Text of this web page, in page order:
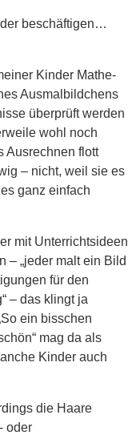
beschäftigen…
Kinder Mathe-
Ausmalbildchens
überprüft werden
wohl noch
Ausrechnen flott
– nicht, weil sie es
ganz einfach
mit Unterrichtsideen
– „jeder malt ein Bild
für den
– das klingt ja
ein bisschen
mag da als
Kinder auch
die Haare
oder